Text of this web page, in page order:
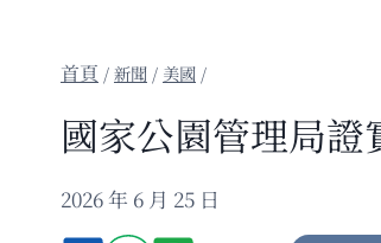
/新聞 / 美國 /
國家公園管理局
2026 年 6 月 25 日